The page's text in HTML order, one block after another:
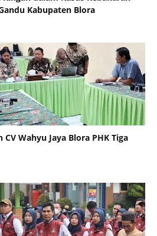
Kabupaten Blora
Wahyu Jaya Blora PHK Tiga